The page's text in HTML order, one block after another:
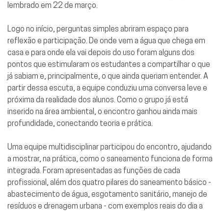
lembrado em 22 de março.
Logo no início, perguntas simples abriram espaço para
reflexão e participação. De onde vem a água que chega em
casa e para onde ela vai depois do uso foram alguns dos
pontos que estimularam os estudantes a compartilhar o que
já sabiam e, principalmente, o que ainda queriam entender. A
partir dessa escuta, a equipe conduziu uma conversa leve e
próxima da realidade dos alunos. Como o grupo já está
inserido na área ambiental, o encontro ganhou ainda mais
profundidade, conectando teoria e prática.
Uma equipe multidisciplinar participou do encontro, ajudando
a mostrar, na prática, como o saneamento funciona de forma
integrada. Foram apresentadas as funções de cada
profissional, além dos quatro pilares do saneamento básico -
abastecimento de água, esgotamento sanitário, manejo de
resíduos e drenagem urbana - com exemplos reais do dia a